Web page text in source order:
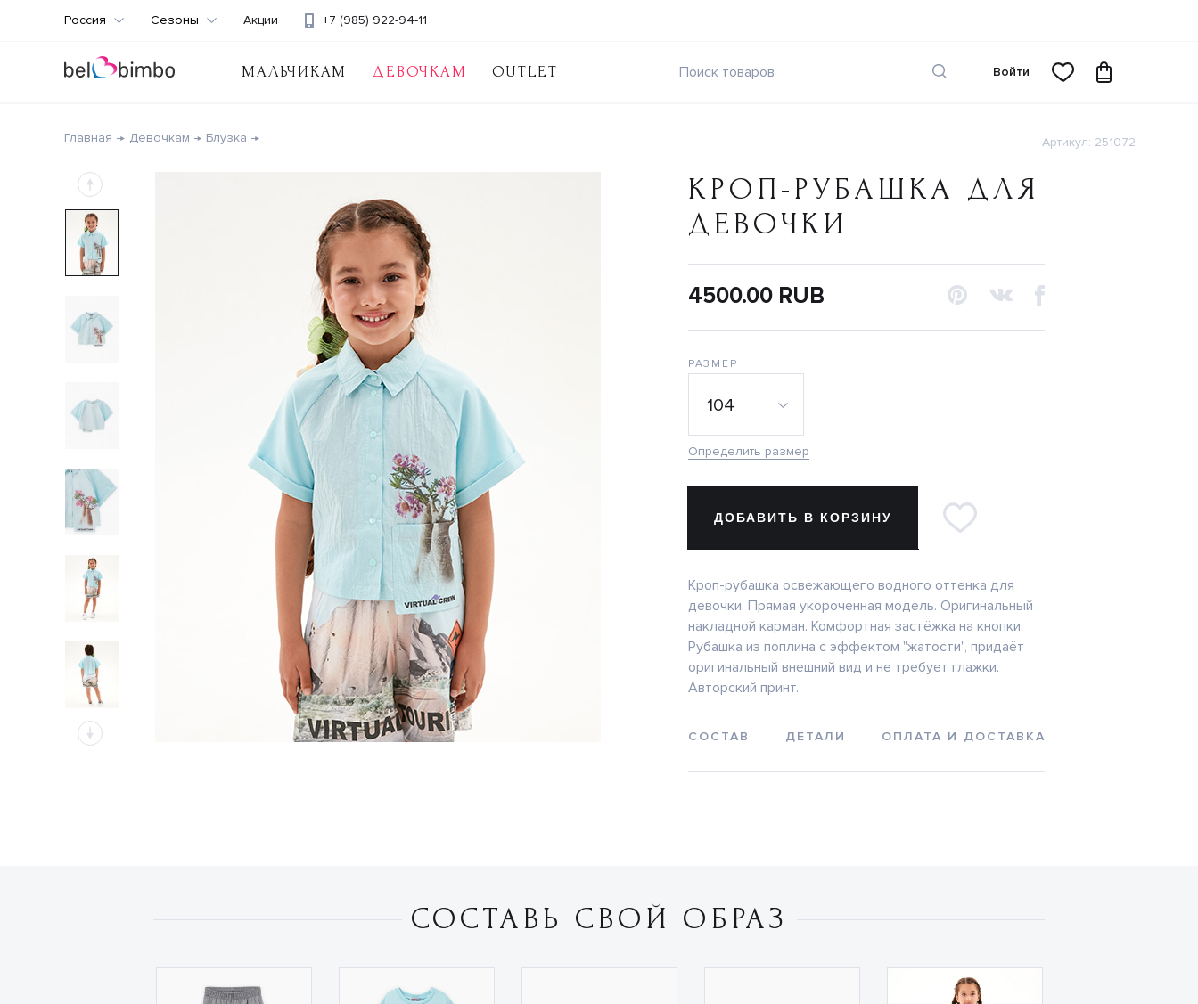
МАЛЬЧИКАМ ДЕВОЧКАМ OUTLET
+7 (985) 922-94-11
Россия Сезоны Акции
Войти
Главная Девочкам Блузка Артикул: 251072
КРОП-РУБАШКА ДЛЯ
ДЕВОЧКИ
4500.00 RUB
РАЗМЕР
104
Определить размер
ДОБАВИТЬ В КОРЗИНУ
Кроп-рубашка освежающего водного оттенка для
девочки. Прямая укороченная модель. Оригинальный
накладной карман. Комфортная застёжка на кнопки.
Рубашка из поплина с эффектом "жатости", придаёт
оригинальный внешний вид и не требует глажки.
Авторский принт.
СОСТАВ ДЕТАЛИ ОПЛАТА И ДОСТАВКА
СОСТАВЬ СВОЙ ОБРАЗ